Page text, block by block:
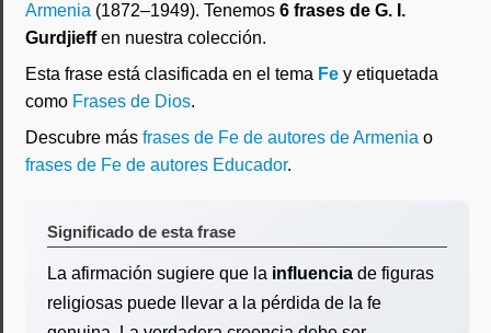
Armenia (1872–1949). Tenemos 6 frases de G. I.
Gurdjieffen nuestra colección.
Esta frase está clasificada en el tema Fe y etiquetada
como Frases de Dios.
Descubre más frases de Fe de autores de Armenia o
frases de Fe de autores Educador.
Significado de esta frase
La afirmación sugiere que la influencia de figuras
religiosas puede llevar a la pérdida de la fe